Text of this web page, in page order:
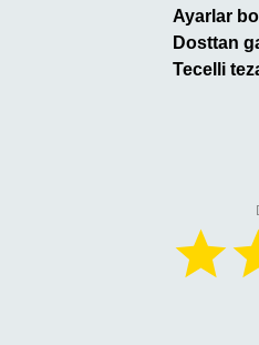
Ayarlar
Dosttan
Tecelli